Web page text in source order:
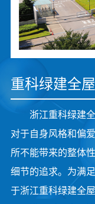
重科绿建全
浙江重科绿建
对于自身风格和偏
所不能带来的整体
细节的追求。为满
于浙江重科绿建全